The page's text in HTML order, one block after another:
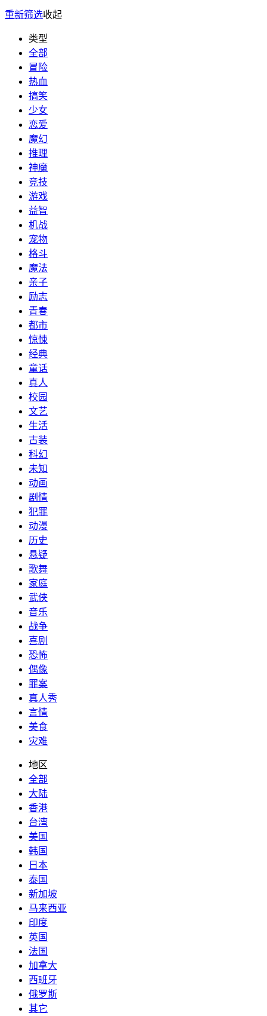
重新筛选收起
类型
全部
冒险
热血
搞笑
少女
恋爱
魔幻
推理
神魔
竞技
游戏
益智
机战
宠物
格斗
魔法
亲子
励志
青春
都市
惊悚
经典
童话
真人
校园
文艺
生活
古装
科幻
未知
动画
剧情
犯罪
动漫
历史
悬疑
歌舞
家庭
武侠
音乐
战争
喜剧
恐怖
偶像
罪案
真人秀
言情
美食
灾难
地区
全部
大陆
香港
台湾
美国
韩国
日本
泰国
新加坡
马来西亚
印度
英国
法国
加拿大
西班牙
俄罗斯
其它